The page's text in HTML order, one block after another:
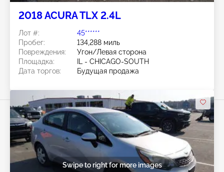
2018 ACURA TLX 2.4L
Лот #:
45******
Пробег:
134,288 миль
Повреждения:
Угон/Левая сторона
Площадка:
IL - CHICAGO-SOUTH
Дата торгов:
Будущая продажа
Swipe to right for more images